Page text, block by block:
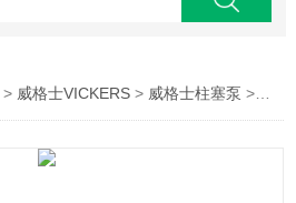
> 威格士VICKERS > 威格士柱塞泵 >威格士VICKERS液压柱塞油泵